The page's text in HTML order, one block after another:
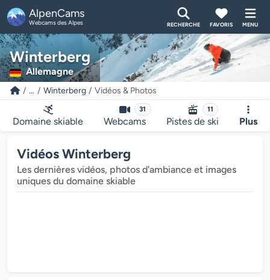
AlpenCams
Webcams des Alpes RECHERCHE FAVORIS MENU
Winterberg
Allemagne
... Winterberg Vidéos & Photos
Domaine skiable
31
Webcams
11
Pistes de ski Plus
Vidéos Winterberg
Les dernières vidéos, photos d'ambiance et images
uniques du domaine skiable